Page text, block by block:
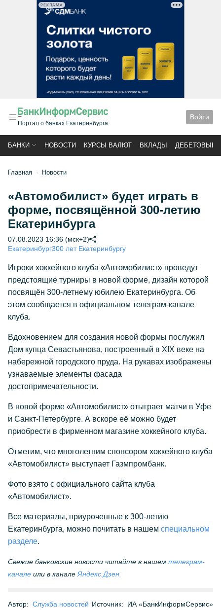
РЕКЛАМА
Портал о банках Екатеринбурга
Войти
БАНКИ НОВОСТИ КУРСЫ ВАЛЮТ ВКЛАДЫ ДЕБЕТОВЫЕ
Главная Новости
«Автомобилист» будет играть в
форме, посвящённой 300-летию
Екатеринбурга
07.08.2023 16:36 (мск+2)
Екатеринбург300 лет Екатеринбургу
Игроки хоккейного клуба «Автомобилист» проведут
предстоящие турниры в новой форме, дизайн которой
посвящён 300-летнему юбилею Екатеринбурга. Об
этом сообщается в официальном телеграм-канале
клуба.
Вдохновением для создания новой формы послужил
Дом купца Севастьянова, построенный в XIX веке на
набережной городского пруда. На рукавах изображены
узнаваемые элементы фасада
достопримечательности.
В новой форме «Автомобилист» отыграет матчи в Уфе
и Санкт-Петербурге. А вскоре её можно будет
приобрести в фирменном магазине хоккейного клуба.
Отметим, что многолетним спонсором хоккейного клуба
«Автомобилист» выступает Газмпромбанк.
Фото взято с официального сайта клуба
«Автомобилист».
Все материалы, приуроченные к 300-летию
Екатеринбурга, можно почитать в нашем специальном
разделе.
Свежие банковские новости читайте в нашем телеграм-
канале или в канале Яндекс.Дзен.
Автор: Служба новостей Источник: ИА «БанкИнформСервис»